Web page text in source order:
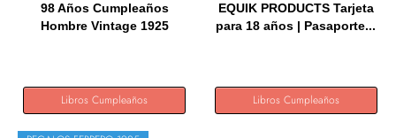
98 Años Cumpleaños
Hombre Vintage 1925
Libros Cumpleaños
EQUIK PRODUCTS Tarjeta
para 18 años | Pasaporte...
Libros Cumpleaños